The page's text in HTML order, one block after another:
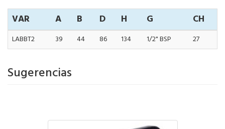
VAR A B D H G CH
LABBT2 39 44 86 134 1/2" BSP 27
Sugerencias